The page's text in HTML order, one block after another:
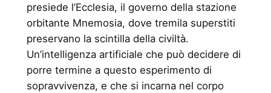
presiede l’Ecclesia, il governo della stazione
orbitante Mnemosia, dove tremila superstiti
preservano la scintilla della civiltà.
Un’intelligenza artificiale che può decidere di
porre termine a questo esperimento di
sopravvivenza, e che si incarna nel corpo